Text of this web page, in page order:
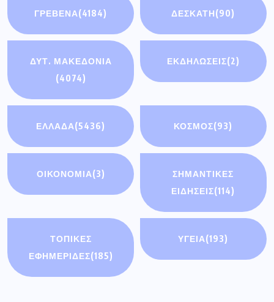
ΓΡΕΒΕΝΑ(4184) ΔΕΣΚΑΤΗ(90)
ΔΥΤ. ΜΑΚΕΔΟΝΙΑ
(4074)
ΕΚΔΗΛΩΣΕΙΣ(2)
ΕΛΛΑΔΑ(5436) ΚΟΣΜΟΣ(93)
ΟΙΚΟΝΟΜΊΑ(3)
ΣΗΜΑΝΤΙΚΈΣ
ΕΙΔΉΣΕΙΣ(114)
ΤΟΠΙΚΕΣ
ΕΦΗΜΕΡΙΔΕΣ(185)
ΥΓΕΙΑ(193)